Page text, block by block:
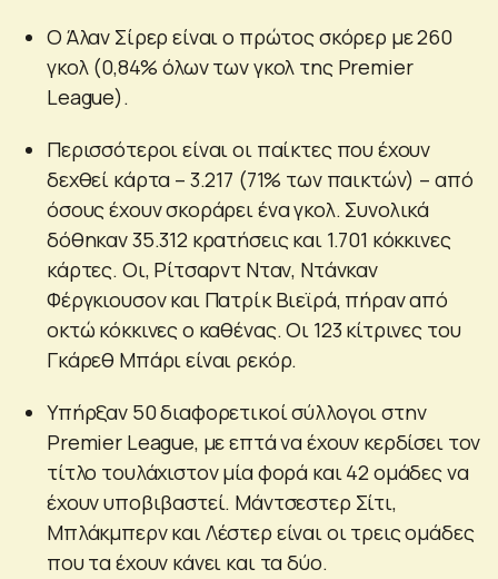
Ο Άλαν Σίρερ είναι ο πρώτος σκόρερ με 260
γκολ (0,84% όλων των γκολ της Premier
League).
Περισσότεροι είναι οι παίκτες που έχουν
δεχθεί κάρτα – 3.217 (71% των παικτών) – από
όσους έχουν σκοράρει ένα γκολ. Συνολικά
δόθηκαν 35.312 κρατήσεις και 1.701 κόκκινες
κάρτες. Οι, Ρίτσαρντ Νταν, Ντάνκαν
Φέργκιουσον και Πατρίκ Βιεϊρά, πήραν από
οκτώ κόκκινες ο καθένας. Οι 123 κίτρινες του
Γκάρεθ Μπάρι είναι ρεκόρ.
Υπήρξαν 50 διαφορετικοί σύλλογοι στην
Premier League, με επτά να έχουν κερδίσει τον
τίτλο τουλάχιστον μία φορά και 42 ομάδες να
έχουν υποβιβαστεί. Μάντσεστερ Σίτι,
Μπλάκμπερν και Λέστερ είναι οι τρεις ομάδες
που τα έχουν κάνει και τα δύο.